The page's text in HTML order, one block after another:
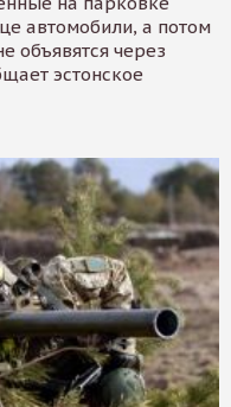
автомобили, а потом
объявятся через
эстонское